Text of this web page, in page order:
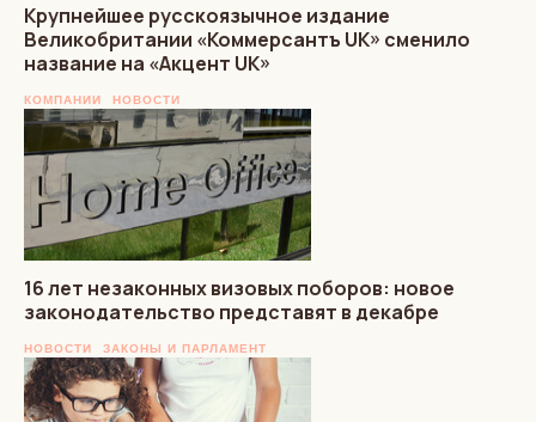
Крупнейшее русскоязычное издание
Великобритании «Коммерсантъ UK» сменило
название на «Акцент UK»
КОМПАНИИ НОВОСТИ
16 лет незаконных визовых поборов: новое
законодательство представят в декабре
НОВОСТИ ЗАКОНЫ И ПАРЛАМЕНТ